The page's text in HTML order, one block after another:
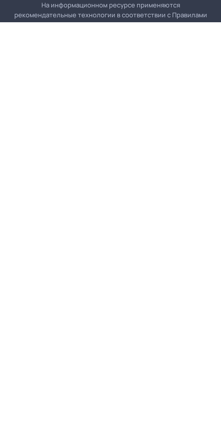
На информационном ресурсе применяются
рекомендательные технологии в соответствии с Правилами